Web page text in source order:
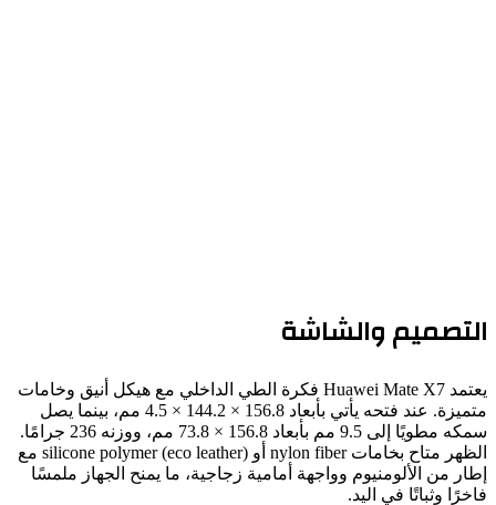
والشاشة
يعتمد Huawei Mate X7 فكرة الطي الداخلي مع هيكل أنيق وخامات
متميزة. عند فتحه يأتي بأبعاد 156.8 × 144.2 × 4.5 مم، بينما يصل
سمكه مطويًا إلى 9.5 مم بأبعاد 156.8 × 73.8 مم، ووزنه 236 جرامًا.
الظهر متاح بخامات nylon fiber أو silicone polymer (eco leather) مع
من الألومنيوم وواجهة أمامية زجاجية، ما يمنح الجهاز ملمسًا
وثباتًا في اليد.